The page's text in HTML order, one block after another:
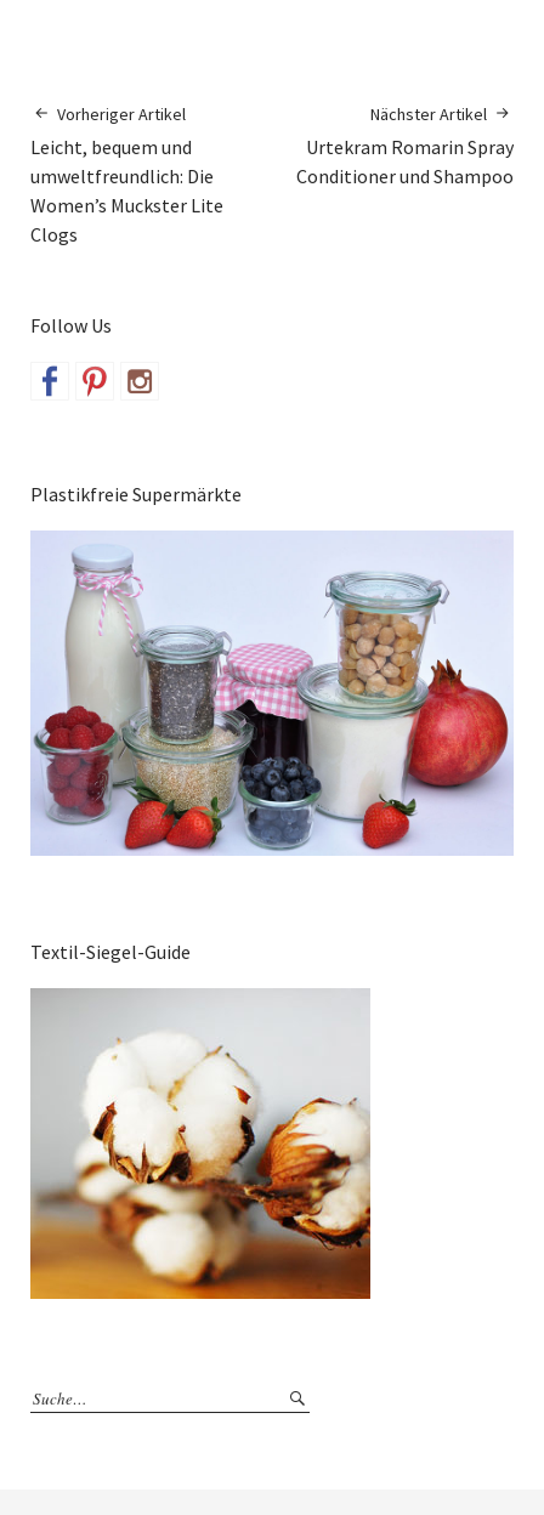
Vorheriger Artikel
Leicht, bequem und
umweltfreundlich: Die
Women’s Muckster Lite
Clogs
Nächster Artikel
Urtekram Romarin Spray
Conditioner und Shampoo
Follow Us
Plastikfreie Supermärkte
Textil-Siegel-Guide